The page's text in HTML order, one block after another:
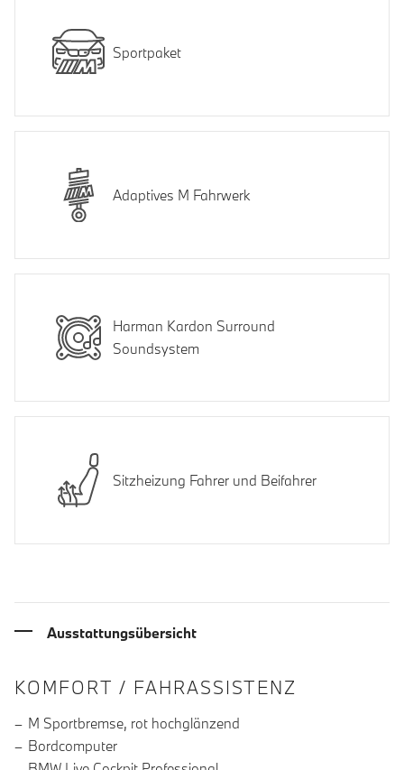
Sportpaket
Adaptives M Fahrwerk
Harman Kardon Surround
Soundsystem
Sitzheizung Fahrer und Beifahrer
Ausstattungsübersicht
INFORMATIONEN ÜBER DIE
KOMFORT / FAHRASSISTENZ
M Sportbremse, rot hochglänzend
Bordcomputer